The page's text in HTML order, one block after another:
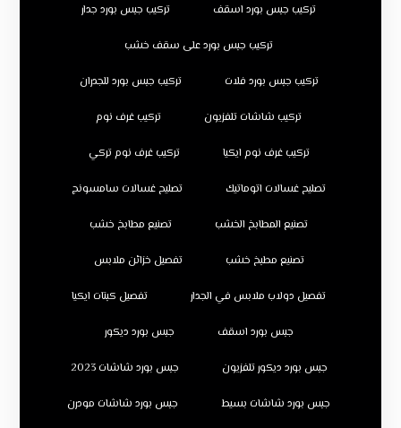
تركيب جبس بورد اسقف تركيب جبس بورد جدار
تركيب جبس بورد على سقف خشب
تركيب جبس بورد فلات تركيب جبس بورد للجدران
تركيب شاشات تلفزيون تركيب غرف نوم
تركيب غرف نوم ايكيا تركيب غرف نوم تركي
تصليح غسالات اتوماتيك تصليح غسالات سامسونج
تصنيع المطابخ الخشب تصنيع مطابخ خشب
تصنيع مطبخ خشب تفصيل خزائن ملابس
تفصيل دولاب ملابس في الجدار تفصيل كبتات ايكيا
جبس بورد اسقف جبس بورد ديكور
جبس بورد ديكور تلفزيون جبس بورد شاشات 2023
جبس بورد شاشات بسيط جبس بورد شاشات مودرن